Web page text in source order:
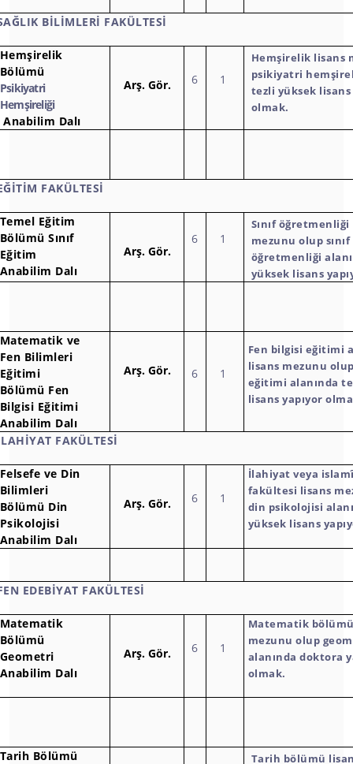
BİLİMLERİ FAKÜLTESİ
Hemşirelik
Bölümü
Psikiyatri
Hemşireliği
Anabilim Dalı
Arş. Gör. 6 1
Hemşirelik lisans
psikiyatri
tezli yüksek lisans
olmak.
FAKÜLTESİ
Temel Eğitim
Bölümü Sınıf
Eğitim
Anabilim Dalı
Arş. Gör.
6 1
Sınıf
mezunu olup sınıf
öğretmenliği
yüksek lisans
Matematik ve
Fen Bilimleri
Eğitimi
Bölümü Fen
Bilgisi Eğitimi
Anabilim Dalı
Arş. Gör. 6 1
Fen bilgisi eğitimi
lisans mezunu
eğitimi alanında
lisans yapıyor
FAKÜLTESİ
Felsefe ve Din
Bilimleri
Bölümü Din
Psikolojisi
Anabilim Dalı
Arş. Gör. 6 1
İlahiyat veya
fakültesi lisans
din psikolojisi
yüksek lisans
EDEBİYAT FAKÜLTESİ
Matematik
Bölümü
Geometri
Anabilim Dalı
Arş. Gör. 6 1
Matematik
mezunu olup
alanında doktora
olmak.
Tarih Bölümü
Tarih bölümü